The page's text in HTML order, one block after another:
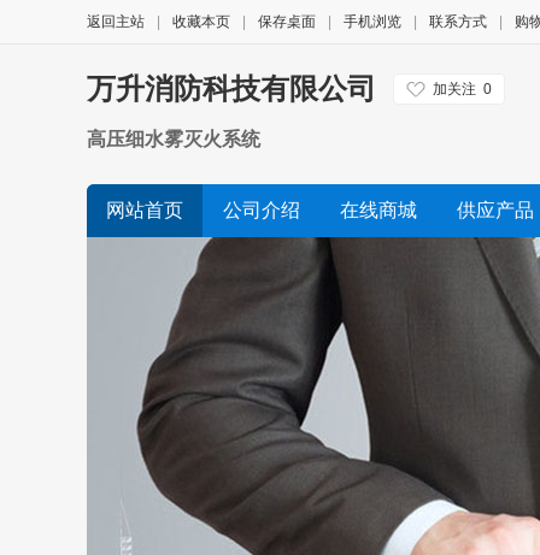
返回主站 收藏本页 保存桌面 手机浏览 联系方式 购
万升消防科技有限公司 加关注 0
高压细水雾灭火系统
网站首页 公司介绍 在线商城 供应产品